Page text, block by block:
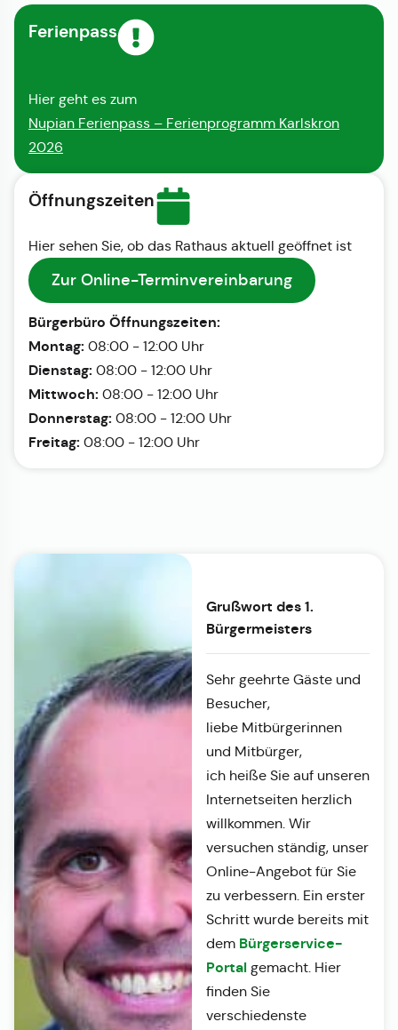
Ferienpass
Hier geht es zum
Nupian Ferienpass – Ferienprogramm Karlskron
2026
Öffnungszeiten
Hier sehen Sie, ob das Rathaus aktuell geöffnet ist
Zur Online-Terminvereinbarung
Bürgerbüro Öffnungszeiten:
Montag: 08:00 - 12:00 Uhr
Dienstag: 08:00 - 12:00 Uhr
Mittwoch: 08:00 - 12:00 Uhr
Donnerstag: 08:00 - 12:00 Uhr
Freitag: 08:00 - 12:00 Uhr
Grußwort des 1.
Bürgermeisters
Sehr geehrte Gäste und
Besucher,
liebe Mitbürgerinnen
und Mitbürger,
ich heiße Sie auf unseren
Internetseiten herzlich
willkommen. Wir
versuchen ständig, unser
Online-Angebot für Sie
zu verbessern. Ein erster
Schritt wurde bereits mit
dem Bürgerservice-
Portalgemacht. Hier
finden Sie
verschiedenste